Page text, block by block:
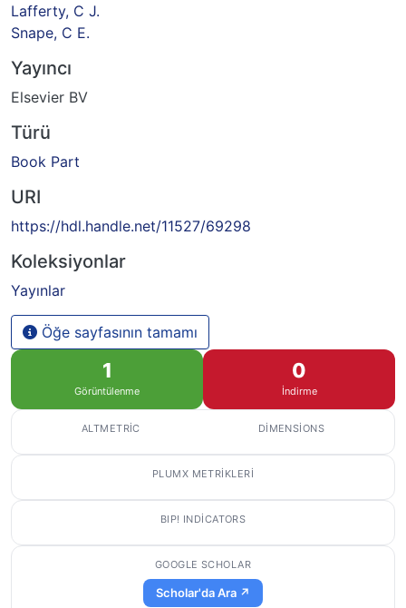
Lafferty, C J.
Snape, C E.
Yayıncı
Elsevier BV
Türü
Book Part
URI
https://hdl.handle.net/11527/69298
Koleksiyonlar
Yayınlar
Öğe sayfasının tamamı
1
Görüntülenme
0
İndirme
ALTMETRIC DIMENSIONS
PLUMX METRIKLERI
BIP! INDICATORS
GOOGLE SCHOLAR
Scholar'da Ara ↗